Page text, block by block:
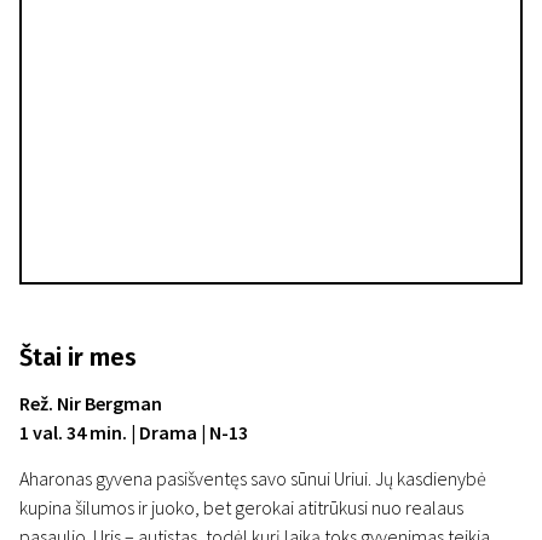
Štai ir mes
Rež. Nir Bergman
1 val. 34 min. | Drama | N-13
Aharonas gyvena pasišventęs savo sūnui Uriui. Jų kasdienybė
kupina šilumos ir juoko, bet gerokai atitrūkusi nuo realaus